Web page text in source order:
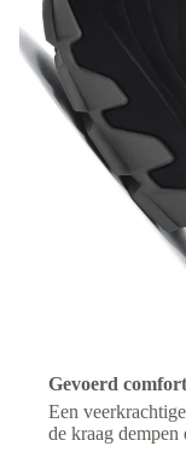
Gevoerd
Een
de kraag dempen